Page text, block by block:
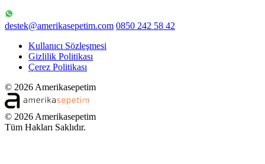
destek@amerikasepetim.com 0850 242 58 42
Kullanıcı Sözleşmesi
Gizlilik Politikası
Çerez Politikası
© 2026 Amerikasepetim
© 2026 Amerikasepetim
Tüm Hakları Saklıdır.